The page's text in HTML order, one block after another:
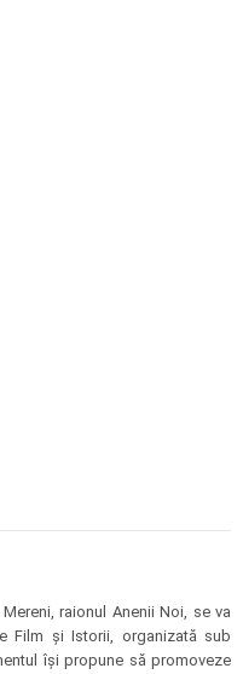
raionul Anenii Noi, se va
Film și Istorii, organizată sub
își propune să promoveze